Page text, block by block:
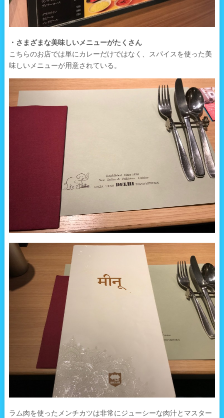
・さまざまな美味しいメニューがたくさん
こちらのお店では単にカレーだけではなく、スパイスを使った美
味しいメニューが用意されている。
ラム肉を使ったメンチカツは非常にジューシーな肉汁とマスター